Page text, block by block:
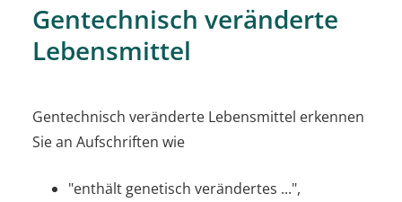
Gentechnisch veränderte
Lebensmittel
Gentechnisch veränderte Lebensmittel erkennen
Sie an Aufschriften wie
"enthält genetisch verändertes ...",